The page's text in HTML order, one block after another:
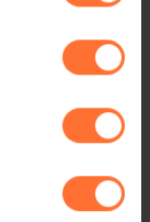
van
DECEMB ...